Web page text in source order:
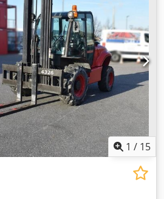
Theißenu. Proizvođač:
proizvodnje: 2014 Tip
Maks. visina podizanja: 5,48 m
viljuški: 1,78 m Pogon: Dizel
D x Š 3,37 x 2,00 m Visina
težina: 8.350 kg Karakteristike:
točkove, upravljanje na dva točka,
priključak prikolice. Chedpfx
41468 Neuss: odmah dostupno
1 / 15